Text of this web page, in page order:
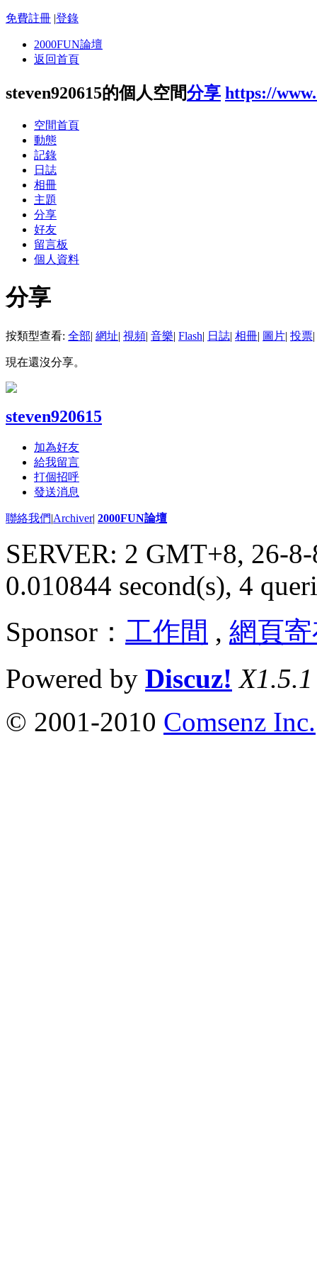
免費註冊 |登錄
2000FUN論壇
返回首頁
steven920615的個人空間分享 https://
空間首頁
動態
記錄
日誌
相冊
主題
分享
好友
留言板
個人資料
分享
按類型查看: 全部| 網址| 視頻| 音樂| Flash| 日誌| 相冊| 圖片| 投票|
現在還沒分享。
steven920615
加為好友
給我留言
打個招呼
發送消息
聯絡我們|Archiver| 2000FUN論壇
SERVER: 2 GMT+8, 26-
0.010844 second(s), 4
Sponsor： 工作間 , 網頁
Powered by Discuz! X1.5.1
© 2001-2010 Comsenz Inc.